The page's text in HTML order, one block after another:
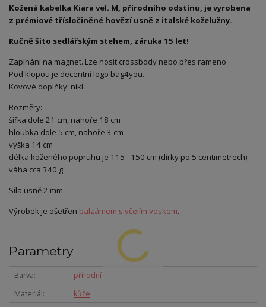
Kožená kabelka Kiara vel. M, přírodního odstínu, je vyrobena
z prémiové třísločiněné hovězí usně z italské koželužny.
Ručně šito sedlářským stehem, záruka 15 let!
Zapínání na magnet. Lze nosit crossbody nebo přes rameno.
Pod klopou je decentní logo bag4you.
Kovové doplňky: nikl.
Rozměry:
šířka dole 21 cm, nahoře 18 cm
hloubka dole 5 cm, nahoře 3 cm
výška 14 cm
délka koženého popruhu je 115 - 150 cm (dírky po 5 centimetrech)
váha cca 340 g
Síla usně 2 mm.
Výrobek je ošetřen balzámem s včelím voskem.
Parametry
Barva
přírodní
Materiál
kůže